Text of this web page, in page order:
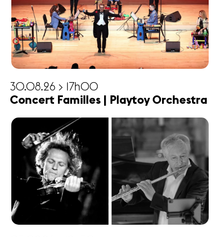
30.08.26 > 17h00
Concert Familles | Playtoy Orchestra